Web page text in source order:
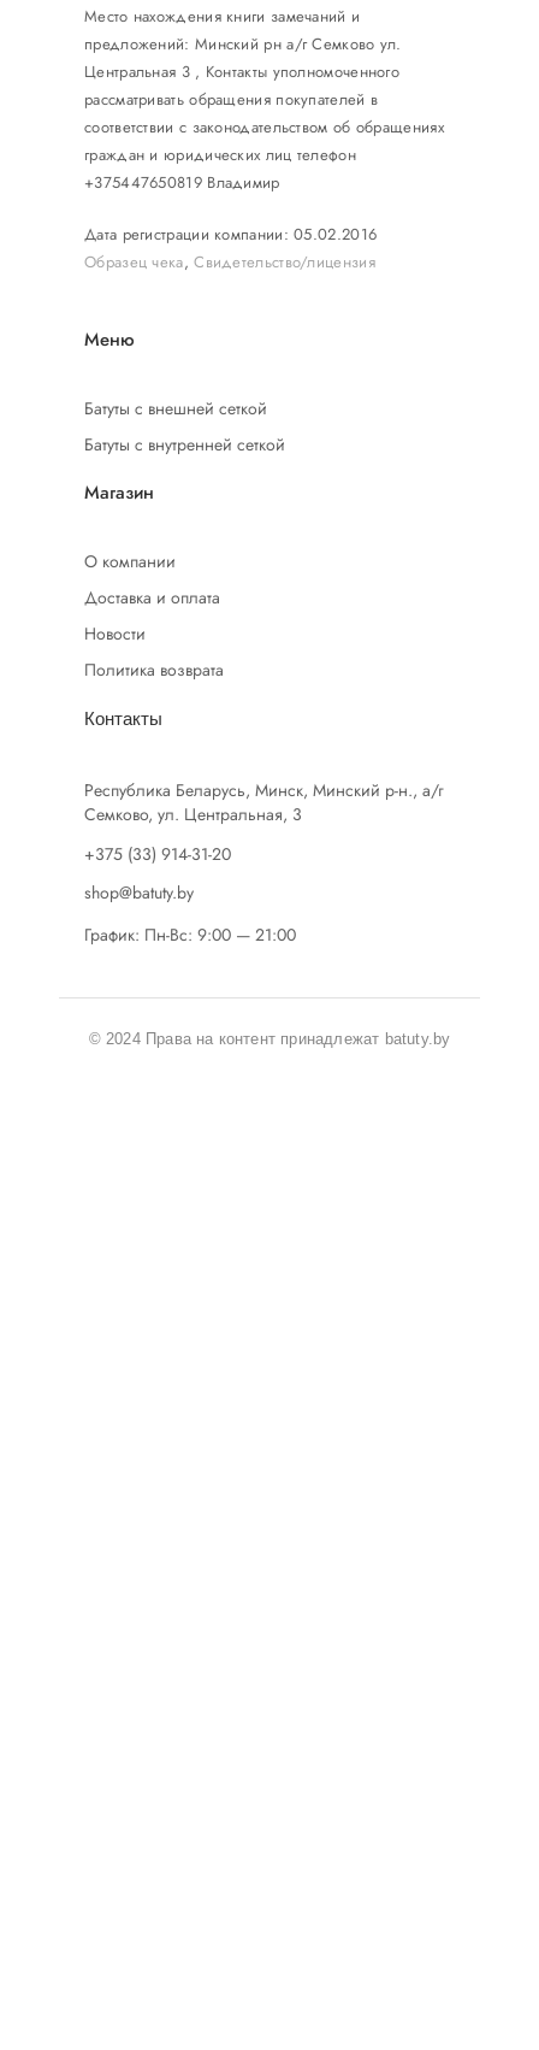
Место нахождения книги замечаний и
предложений: Минский рн а/г Семково ул.
Центральная 3 , Контакты уполномоченного
рассматривать обращения покупателей в
соответствии с законодательством об обращениях
граждан и юридических лиц телефон
+375447650819 Владимир
Дата регистрации компании: 05.02.2016
Образец чека,Свидетельство/лицензия
Меню
Батуты с внешней сеткой
Батуты с внутренней сеткой
Магазин
О компании
Доставка и оплата
Новости
Политика возврата
Контакты
Республика Беларусь, Минск, Минский р-н., а/г
Семково, ул. Центральная, 3
+375 (33) 914-31-20
shop@batuty.by
График: Пн-Вс: 9:00 — 21:00
© 2024 Права на контент принадлежат batuty.by